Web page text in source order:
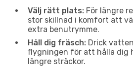
Välj rätt plats: För längre
stor skillnad i komfort att
extra benutrymme.
Håll dig fräsch: Drick
flygningen för att hålla dig
längre sträckor.